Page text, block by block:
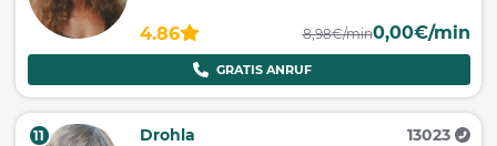
4.86 8,98€/min0,00€/min
GRATIS ANRUF
11 Drohla 13023